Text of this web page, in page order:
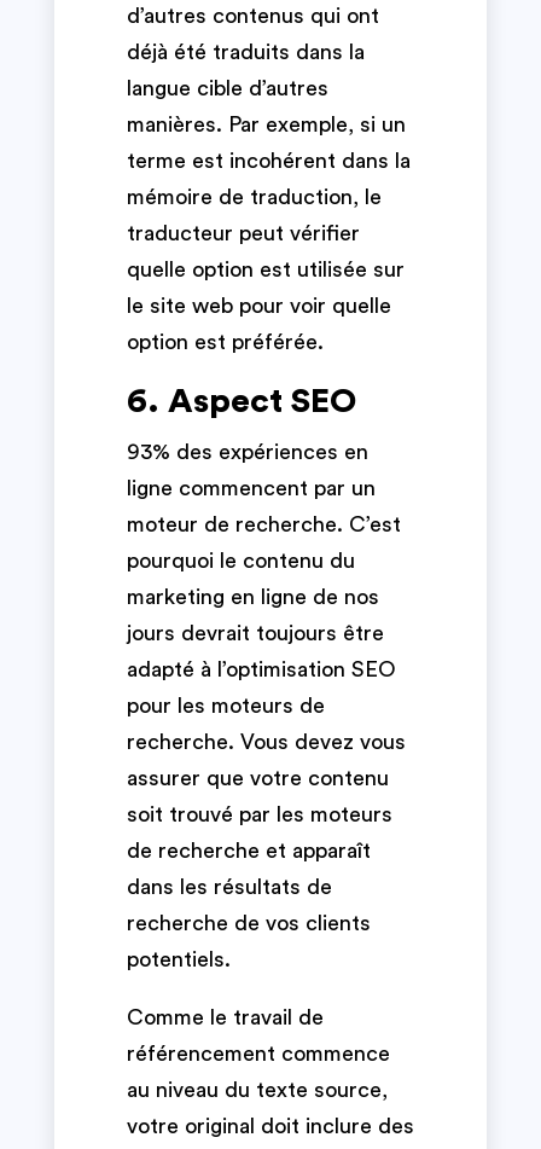
d’autres contenus qui ont
déjà été traduits dans la
langue cible d’autres
manières. Par exemple, si un
terme est incohérent dans la
mémoire de traduction, le
traducteur peut vérifier
quelle option est utilisée sur
le site web pour voir quelle
option est préférée.
6. Aspect SEO
93% des expériences en
ligne commencent par un
moteur de recherche. C’est
pourquoi le contenu du
marketing en ligne de nos
jours devrait toujours être
adapté à l’optimisation SEO
pour les moteurs de
recherche. Vous devez vous
assurer que votre contenu
soit trouvé par les moteurs
de recherche et apparaît
dans les résultats de
recherche de vos clients
potentiels.
Comme le travail de
référencement commence
au niveau du texte source,
votre original doit inclure des